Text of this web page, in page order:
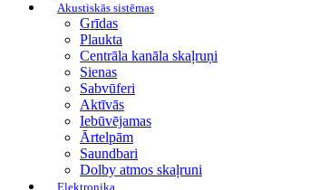
Akustiskās sistēmas
Grīdas
Plaukta
Centrāla kanāla skaļruņi
Sienas
Sabvūferi
Aktīvās
Iebūvējamas
Ārtelpām
Saundbari
Dolby atmos skaļruni
Elektronika